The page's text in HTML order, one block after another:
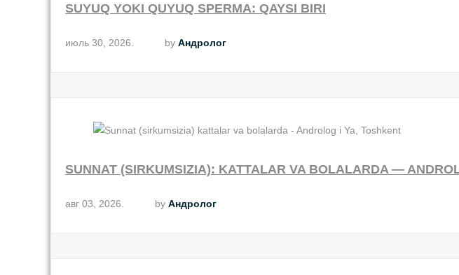
SUYUQ YOKI QUYUQ SPERMA: QAYSI BIRI
июль 30, 2026. by Андролог
SUNNAT (SIRKUMSIZIA): KATTALAR VA BOLALARDA —
авг 03, 2026. by Андролог